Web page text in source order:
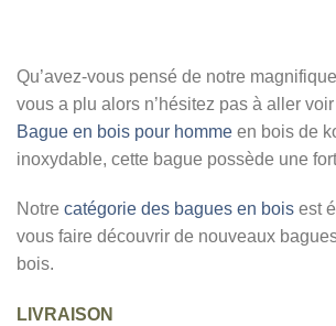
Qu’avez-vous pensé de notre
vous a plu alors n’hésitez pas à aller
Bague en bois pour homme en bois de
inoxydable, cette bague possède une
Notre catégorie des bagues en bois est
vous faire découvrir de nouveaux
bois.
LIVRAISON